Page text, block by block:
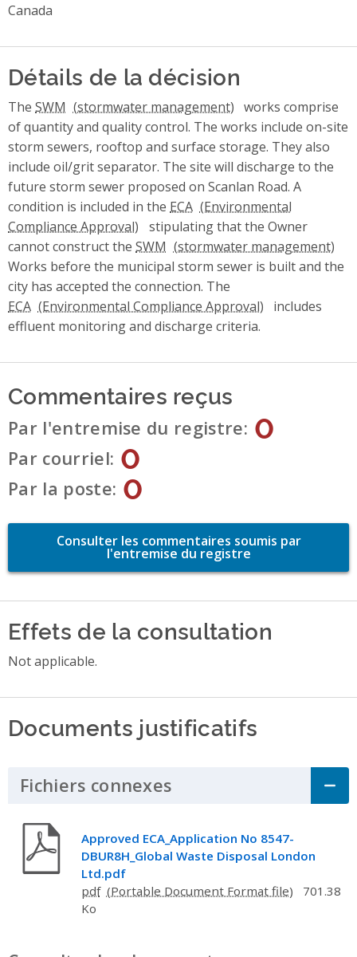
Canada
Détails de la décision
The SWM
works comprise
of quantity and quality control. The works include on-site
storm sewers, rooftop and surface storage. They also
include oil/grit separator. The site will discharge to the
future storm sewer proposed on Scanlan Road. A
condition is included in the ECA
stipulating that the Owner
cannot construct the SWM
Works before the municipal storm sewer is built and the
city has accepted the connection. The
ECA
includes
effluent monitoring and discharge criteria.
Commentaires reçus
Par l'entremise du registre 0
Par courriel 0
Par la poste 0
Consulter les commentaires soumis par
l'entremise du registre
Effets de la consultation
Not applicable.
Documents justificatifs
Fichiers connexes Click to Expand
Approved ECA_Application No 8547-
DBUR8H_Global Waste Disposal London
Ltd.pdf
pdf
701.38
Ko